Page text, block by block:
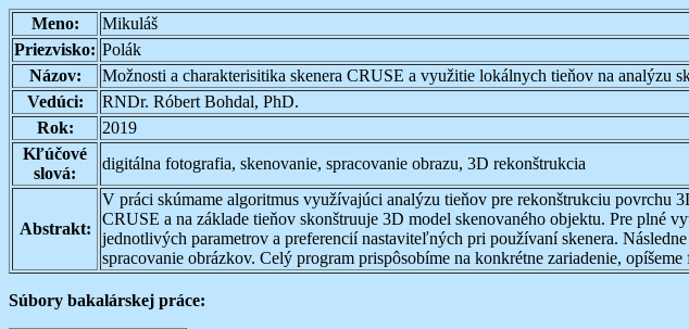
Meno:
Mikuláš
Priezvisko: Polák
Názov:
Možnosti a charakterisitika skenera CRUSE a využitie lokálnych tieňov na analýzu
Vedúci:
RNDr. Róbert Bohdal, PhD.
Rok:
2019
Kľúčové
slová:
digitálna fotografia, skenovanie, spracovanie obrazu, 3D rekonštrukcia
Abstrakt:
V práci skúmame algoritmus využívajúci analýzu tieňov pre rekonštrukciu povrchu
CRUSE a na základe tieňov skonštruuje 3D model skenovaného objektu. Pre plné
jednotlivých parametrov a preferencií nastaviteľných pri používaní skenera.
spracovanie obrázkov. Celý program prispôsobíme na konkrétne zariadenie,
Súbory bakalárskej práce: